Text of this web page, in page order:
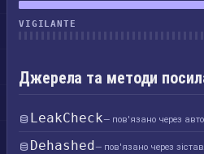
VIGILANTE
Джерела та методи
LeakCheck— пов'язано через
Dehashed— пов'язано через